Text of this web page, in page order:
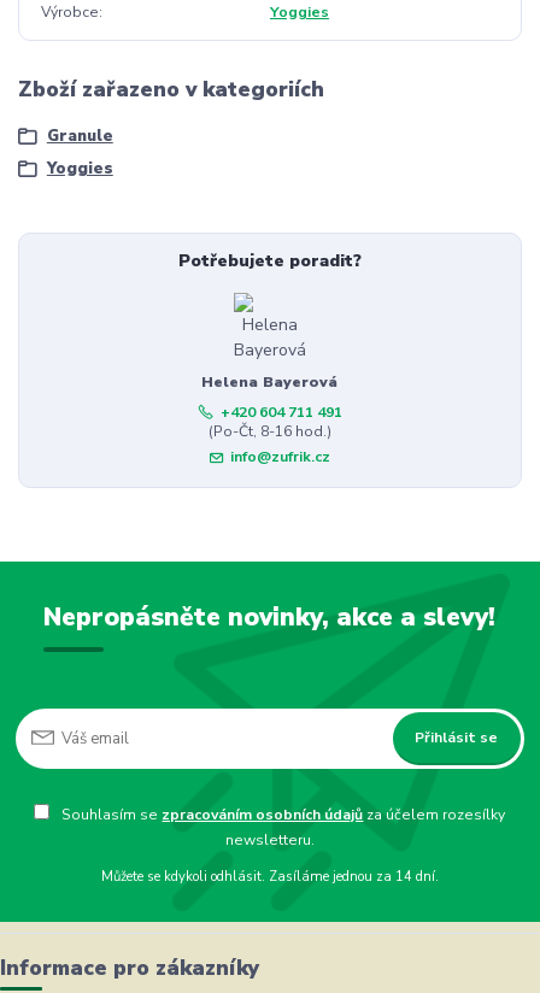
Výrobce Yoggies
Zboží zařazeno v kategoriích
Granule
Yoggies
Potřebujete poradit?
Helena Bayerová
+420 604 711 491
(Po-Čt, 8-16 hod.)
info@zufrik.cz
Nepropásněte novinky, akce a slevy!
Přihlásit se
Souhlasím se zpracováním osobních údajů za účelem rozesílky
newsletteru.
Můžete se kdykoli odhlásit. Zasíláme jednou za 14 dní.
Informace pro zákazníky